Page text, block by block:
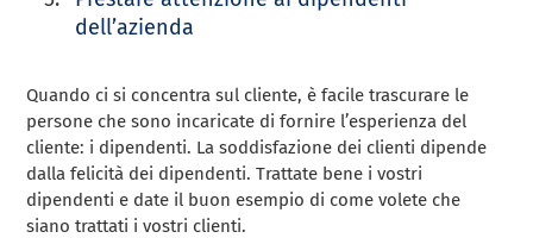
dell’azienda
Quando ci si concentra sul cliente, è facile trascurare le
persone che sono incaricate di fornire l’esperienza del
cliente: i dipendenti. La soddisfazione dei clienti dipende
dalla felicità dei dipendenti. Trattate bene i vostri
dipendenti e date il buon esempio di come volete che
siano trattati i vostri clienti.